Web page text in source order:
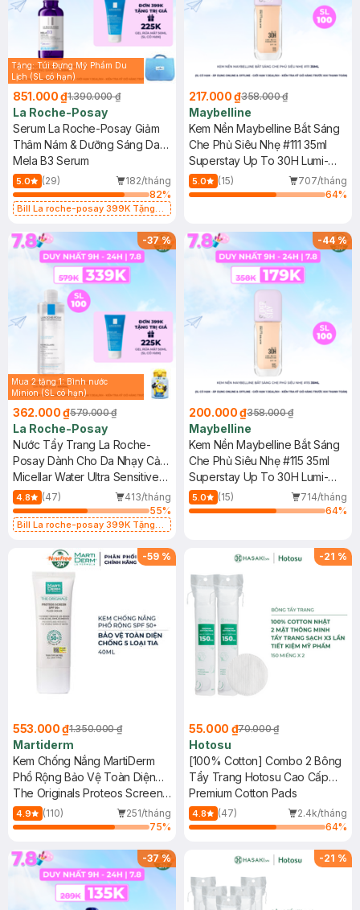
Tặng: Túi Đựng Mỹ Phẩm Du
Lịch (SL có hạn)
851.000 ₫1.390.000 ₫
La Roche-Posay
Serum La Roche-Posay Giảm
Thâm Nám & Dưỡng Sáng Da
30ml
Mela B3 Serum
5.0 (29)
182/tháng
82%
Bill La roche-posay 399K Tặng
(SL có hạn)
217.000 ₫358.000 ₫
Maybelline
Kem Nền Maybelline Bắt Sáng
Che Phủ Siêu Nhẹ #111 35ml
Superstay Up To 30H Lumi-
Matte Foundation SPF16 PA+++
5.0 (15)
707/tháng
64%
-37%
Mua 2 tặng 1: Bình nước
Minion (SL có hạn)
362.000 ₫579.000 ₫
La Roche-Posay
Nước Tẩy Trang La Roche-
Posay Dành Cho Da Nhạy Cảm
400ml
Micellar Water Ultra Sensitive
Skin
4.8 (47)
413/tháng
55%
Bill La roche-posay 399K Tặng
(SL có hạn)
-44%
200.000 ₫358.000 ₫
Maybelline
Kem Nền Maybelline Bắt Sáng
Che Phủ Siêu Nhẹ #115 35ml
Superstay Up To 30H Lumi-
Matte Foundation SPF16 PA+++
5.0 (15)
714/tháng
64%
-59 %
553.000 ₫1.350.000 ₫
Martiderm
Kem Chống Nắng MartiDerm
Phổ Rộng Bảo Vệ Toàn Diện
40ml
The Originals Proteos Screen
SPF50+ Fluid Cream
4.9 (110)
251/tháng
75%
-21 %
55.000 ₫70.000 ₫
Hotosu
[100% Cotton] Combo 2 Bông
Tẩy Trang Hotosu Cao Cấp
150 Miếng
Premium Cotton Pads
4.8 (47)
2.4k/tháng
64%
-37% -21 %